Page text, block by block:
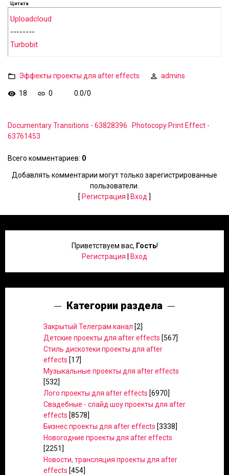
Цитата
Uploadcloud
--------
Turbobit
Эффекты проекты для after effects admins
18 0 0.0/0
Documentary Transitions - 63828396
Photocopy Print Effect -
63761453
Всего комментариев: 0
Добавлять комментарии могут только зарегистрированные
пользователи.
[ Регистрация Вход ]
Приветствуем вас, Гость!
Регистрация
Вход
Категории раздела
Закрытый Телеграм канал [2]
Детские проекты для after effects [567]
Стиль дискотеки проекты для after
effects [17]
Музыкальные проекты для after effects
[532]
Лого проекты для after effects [6970]
Свадебные - слайд шоу проекты для after
effects [8578]
Бизнес проекты для after effects [3338]
Новогодние проекты для after effects
[2251]
Новости, трансляция проекты для after
effects [454]